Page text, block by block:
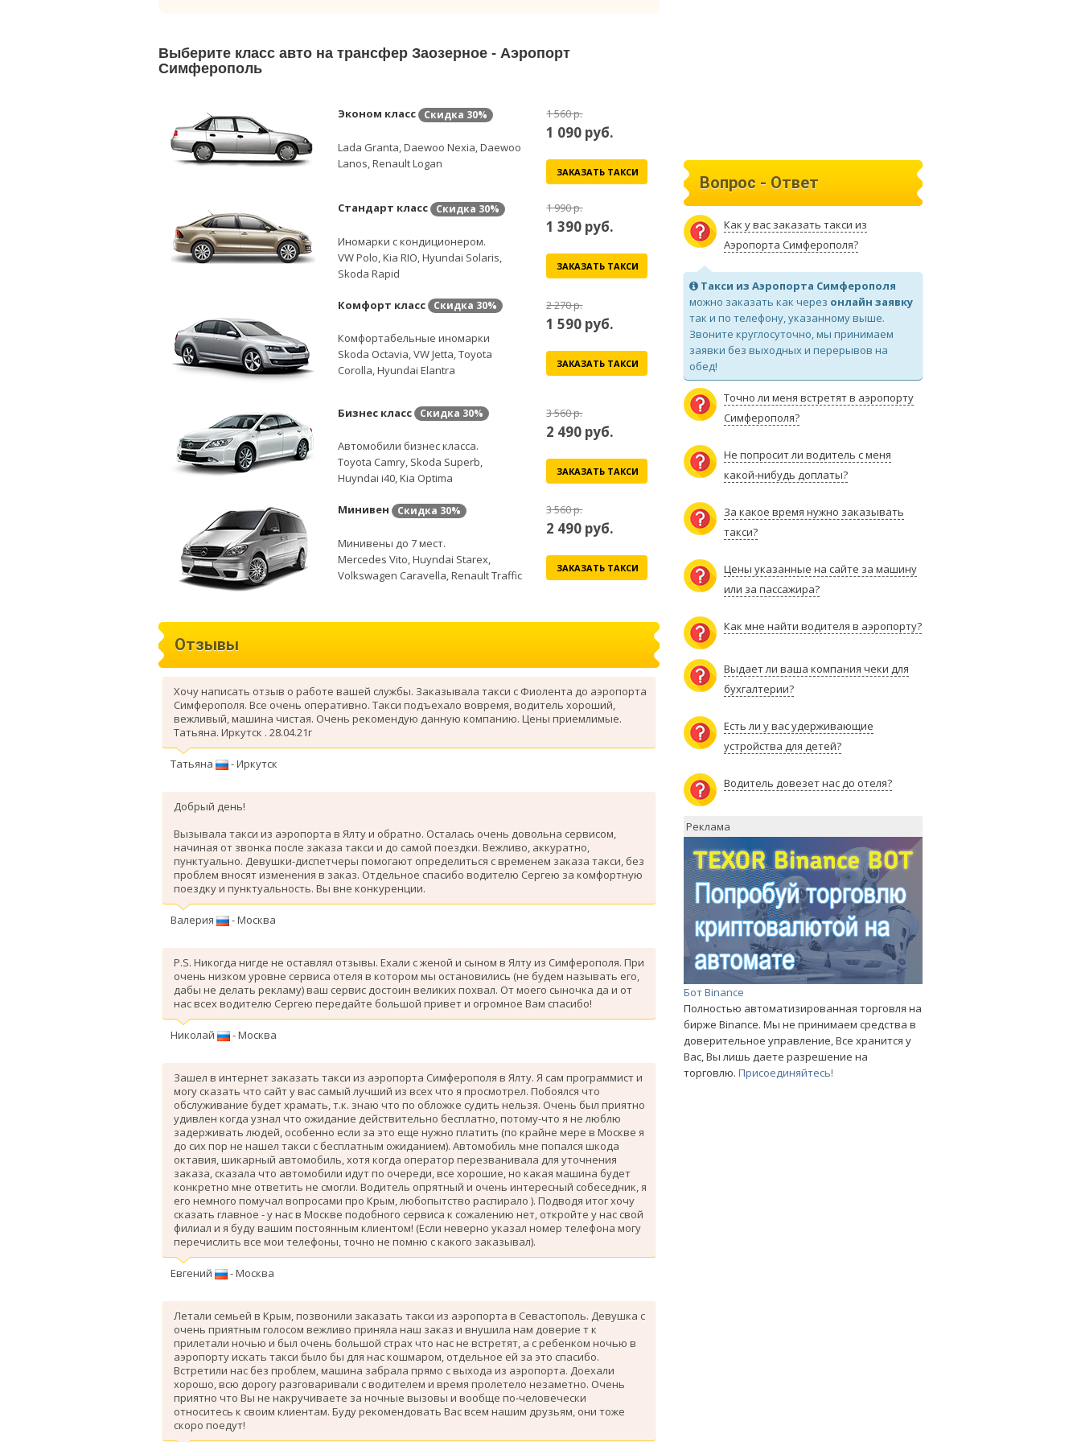
Выберите класс авто на трансфер Заозерное - Аэропорт
Симферополь
Эконом класс Скидка 30%
Lada Granta, Daewoo Nexia, Daewoo
Lanos, Renault Logan
1 560 р.
1 090 руб.
ЗАКАЗАТЬ ТАКСИ
Стандарт класс Скидка 30%
Иномарки с кондиционером.
VW Polo, Kia RIO, Hyundai Solaris,
Skoda Rapid
1 990 р.
1 390 руб.
ЗАКАЗАТЬ ТАКСИ
Комфорт класс Скидка 30%
Комфортабельные иномарки
Skoda Octavia, VW Jetta, Toyota
Corolla, Hyundai Elantra
2 270 р.
1 590 руб.
ЗАКАЗАТЬ ТАКСИ
Бизнес класс Скидка 30%
Автомобили бизнес класса.
Toyota Camry, Skoda Superb,
Huyndai i40, Kia Optima
3 560 р.
2 490 руб.
ЗАКАЗАТЬ ТАКСИ
Минивен Скидка 30%
Минивены до 7 мест.
Mercedes Vito, Huyndai Starex,
Volkswagen Caravella, Renault Traffic
3 560 р.
2 490 руб.
ЗАКАЗАТЬ ТАКСИ
Отзывы
Хочу написать отзыв о работе вашей службы. Заказывала такси с Фиолента до аэропорта
Симферополя. Все очень оперативно. Такси подъехало вовремя, водитель хороший,
вежливый, машина чистая. Очень рекомендую данную компанию. Цены приемлимые.
Татьяна. Иркутск . 28.04.21г
Татьяна - Иркутск
Добрый день!
Вызывала такси из аэропорта в Ялту и обратно. Осталась очень довольна сервисом,
начиная от звонка после заказа такси и до самой поездки. Вежливо, аккуратно,
пунктуально. Девушки-диспетчеры помогают определиться с временем заказа такси, без
проблем вносят изменения в заказ. Отдельное спасибо водителю Сергею за комфортную
поездку и пунктуальность. Вы вне конкуренции.
Валерия - Москва
P.S. Никогда нигде не оставлял отзывы. Ехали с женой и сыном в Ялту из Симферополя. При
очень низком уровне сервиса отеля в котором мы остановились (не будем называть его,
дабы не делать рекламу) ваш сервис достоин великих похвал. От моего сыночка да и от
нас всех водителю Сергею передайте большой привет и огромное Вам спасибо!
Николай - Москва
Зашел в интернет заказать такси из аэропорта Симферополя в Ялту. Я сам программист и
могу сказать что сайт у вас самый лучший из всех что я просмотрел. Побоялся что
обслуживание будет храмать, т.к. знаю что по обложке судить нельзя. Очень был приятно
удивлен когда узнал что ожидание действительно бесплатно, потому-что я не люблю
задерживать людей, особенно если за это еще нужно платить (по крайне мере в Москве я
до сих пор не нашел такси с бесплатным ожиданием). Автомобиль мне попался шкода
октавия, шикарный автомобиль, хотя когда оператор перезванивала для уточнения
заказа, сказала что автомобили идут по очереди, все хорошие, но какая машина будет
конкретно мне ответить не смогли. Водитель опрятный и очень интересный собеседник, я
его немного помучал вопросами про Крым, любопытство распирало ). Подводя итог хочу
сказать главное - у нас в Москве подобного сервиса к сожалению нет, откройте у нас свой
филиал и я буду вашим постоянным клиентом! (Если неверно указал номер телефона могу
перечислить все мои телефоны, точно не помню с какого заказывал).
Евгений - Москва
Летали семьей в Крым, позвонили заказать такси из аэропорта в Севастополь. Девушка с
очень приятным голосом вежливо приняла наш заказ и внушила нам доверие т к
прилетали ночью и был очень большой страх что нас не встретят, а с ребенком ночью в
аэропорту искать такси было бы для нас кошмаром, отдельное ей за это спасибо.
Вcтретили нас без проблем, машина забрала прямо с выхода из аэропорта. Доехали
хорошо, всю дорогу разговаривали с водителем и время пролетело незаметно. Очень
приятно что Вы не накручиваете за ночные вызовы и вообще по-человечески
относитесь к своим клиентам. Буду рекомендовать Вас всем нашим друзьям, они тоже
скоро поедут!
Вопрос - Ответ
Как у вас заказать такси из
Аэропорта Симферополя?
Такси из Аэропорта Симферополя
можно заказать как через онлайн заявку
так и по телефону, указанному выше.
Звоните круглосуточно, мы принимаем
заявки без выходных и перерывов на
обед!
Точно ли меня встретят в аэропорту
Симферополя?
Не попросит ли водитель с меня
какой-нибудь доплаты?
За какое время нужно заказывать
такси?
Цены указанные на сайте за машину
или за пассажира?
Как мне найти водителя в аэропорту?
Выдает ли ваша компания чеки для
бухгалтерии?
Есть ли у вас удерживающие
устройства для детей?
Водитель довезет нас до отеля?
Реклама
Бот Binance
Полностью автоматизированная торговля на
бирже Binance. Мы не принимаем средства в
доверительное управление, Все хранится у
Вас, Вы лишь даете разрешение на
торговлю.Присоединяйтесь!